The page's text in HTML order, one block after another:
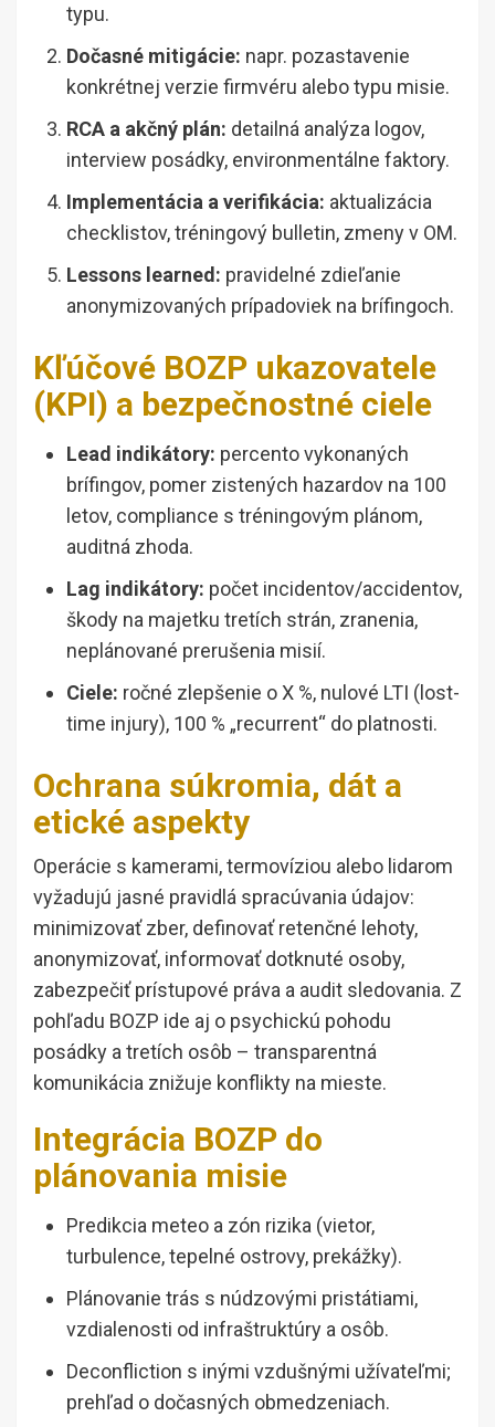
typu.
Dočasné mitigácie: napr. pozastavenie
konkrétnej verzie firmvéru alebo typu misie.
RCA a akčný plán: detailná analýza logov,
interview posádky, environmentálne faktory.
Implementácia a verifikácia: aktualizácia
checklistov, tréningový bulletin, zmeny v OM.
Lessons learned: pravidelné zdieľanie
anonymizovaných prípadoviek na brífingoch.
Kľúčové BOZP ukazovatele
(KPI) a bezpečnostné ciele
Lead indikátory: percento vykonaných
brífingov, pomer zistených hazardov na 100
letov, compliance s tréningovým plánom,
auditná zhoda.
Lag indikátory: počet incidentov/accidentov,
škody na majetku tretích strán, zranenia,
neplánované prerušenia misií.
Ciele: ročné zlepšenie o X %, nulové LTI (lost-
time injury), 100 % „recurrent“ do platnosti.
Ochrana súkromia, dát a
etické aspekty
Operácie s kamerami, termovíziou alebo lidarom
vyžadujú jasné pravidlá spracúvania údajov:
minimizovať zber, definovať retenčné lehoty,
anonymizovať, informovať dotknuté osoby,
zabezpečiť prístupové práva a audit sledovania. Z
pohľadu BOZP ide aj o psychickú pohodu
posádky a tretích osôb – transparentná
komunikácia znižuje konflikty na mieste.
Integrácia BOZP do
plánovania misie
Predikcia meteo a zón rizika (vietor,
turbulence, tepelné ostrovy, prekážky).
Plánovanie trás s núdzovými pristátiami,
vzdialenosti od infraštruktúry a osôb.
Deconfliction s inými vzdušnými užívateľmi;
prehľad o dočasných obmedzeniach.